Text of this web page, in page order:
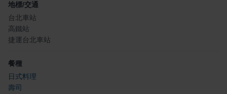
地標/交通
台北車站
高鐵站
捷運台北車站
餐種
日式料理
壽司